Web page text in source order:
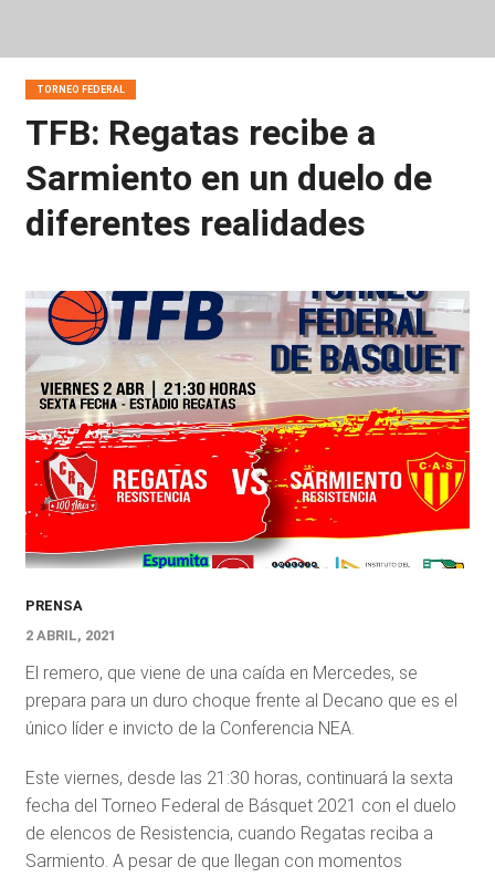
TORNEO FEDERAL
TFB: Regatas recibe a
Sarmiento en un duelo de
diferentes realidades
PRENSA
2 ABRIL, 2021
El remero, que viene de una caída en Mercedes, se
prepara para un duro choque frente al Decano que es el
único líder e invicto de la Conferencia NEA.
Este viernes, desde las 21:30 horas, continuará la sexta
fecha del Torneo Federal de Básquet 2021 con el duelo
de elencos de Resistencia, cuando Regatas reciba a
Sarmiento. A pesar de que llegan con momentos